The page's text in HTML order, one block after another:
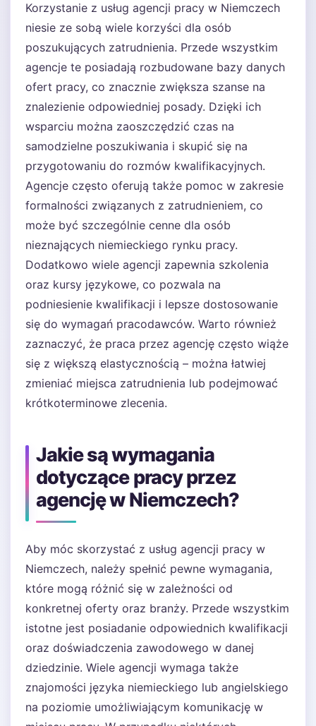
Korzystanie z usług agencji pracy w Niemczech
niesie ze sobą wiele korzyści dla osób
poszukujących zatrudnienia. Przede wszystkim
agencje te posiadają rozbudowane bazy danych
ofert pracy, co znacznie zwiększa szanse na
znalezienie odpowiedniej posady. Dzięki ich
wsparciu można zaoszczędzić czas na
samodzielne poszukiwania i skupić się na
przygotowaniu do rozmów kwalifikacyjnych.
Agencje często oferują także pomoc w zakresie
formalności związanych z zatrudnieniem, co
może być szczególnie cenne dla osób
nieznających niemieckiego rynku pracy.
Dodatkowo wiele agencji zapewnia szkolenia
oraz kursy językowe, co pozwala na
podniesienie kwalifikacji i lepsze dostosowanie
się do wymagań pracodawców. Warto również
zaznaczyć, że praca przez agencję często wiąże
się z większą elastycznością – można łatwiej
zmieniać miejsca zatrudnienia lub podejmować
krótkoterminowe zlecenia.
Jakie są wymagania
dotyczące pracy przez
agencję w Niemczech?
Aby móc skorzystać z usług agencji pracy w
Niemczech, należy spełnić pewne wymagania,
które mogą różnić się w zależności od
konkretnej oferty oraz branży. Przede wszystkim
istotne jest posiadanie odpowiednich kwalifikacji
oraz doświadczenia zawodowego w danej
dziedzinie. Wiele agencji wymaga także
znajomości języka niemieckiego lub angielskiego
na poziomie umożliwiającym komunikację w